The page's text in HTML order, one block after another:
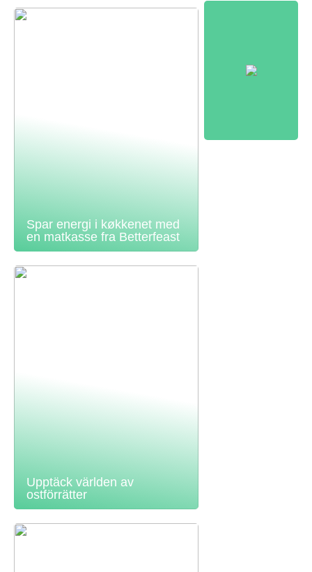
Spar energi i køkkenet med
en matkasse fra Betterfeast
Upptäck världen av
ostförrätter